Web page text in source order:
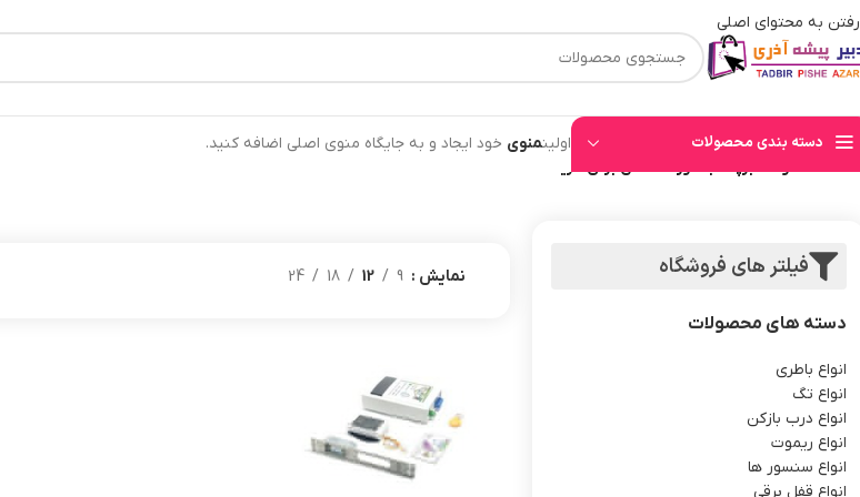
رفتن به محتوای اصلی
⚡قیمت های وب سایت بروز میباشند⚡ با توجه به حجم بالای سفارشهای ثبت شده به ترتیب ارسال خواهند شد ⚡تلفن تماس شرکت : 04132900562 ⚡
دسته بندی محصولات اولینمنوی خود ایجاد و به جایگاه منوی اصلی اضافه کنید.
خانه/محصولات برچسب خورده “قفل برقی خرید”
فیلتر های فروشگاه
دسته های محصولات
انواع باطری
انواع تگ
انواع درب بازکن
انواع ریموت
انواع سنسور ها
انواع قفل برقی
نمایش 9
12
18
24